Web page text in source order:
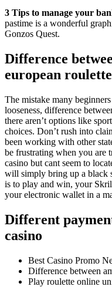
3 Tips to manage your
pastime is a wonderful
Gonzos Quest.
Difference
european
The mistake many
looseness, difference
there aren’t options like
choices. Don’t rush into
been working with other
be frustrating when you are
casino but cant seem to
will simply bring up a black
is to play and win, your
your electronic wallet in a
Different
casino
Best Casino Promo
Difference between
Play roulette online